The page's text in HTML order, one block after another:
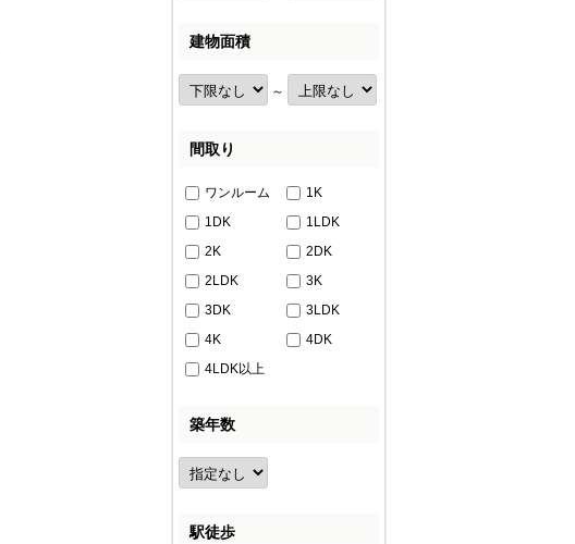
建物面積
～
間取り
ワンルーム
1K
1DK
1LDK
2K
2DK
2LDK
3K
3DK
3LDK
4K
4DK
4LDK以上
築年数
駅徒歩